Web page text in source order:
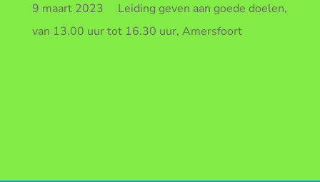
9 maart 2023 Leiding geven aan goede doelen,
van 13.00 uur tot 16.30 uur, Amersfoort